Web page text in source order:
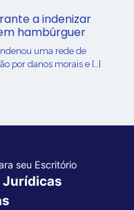
a indenizar
hambúrguer
uma rede de
por danos morais e […]
seu Escritório
Jurídicas